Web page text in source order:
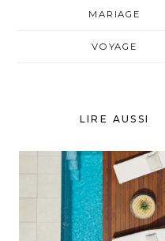
MARIAGE
VOYAGE
LIRE AUSSI